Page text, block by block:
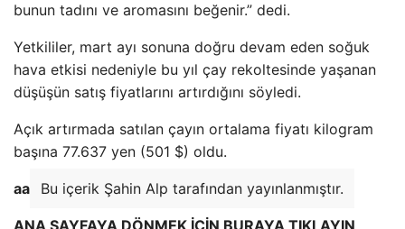
bunun tadını ve aromasını beğenir.” dedi.
Yetkililer, mart ayı sonuna doğru devam eden soğuk
hava etkisi nedeniyle bu yıl çay rekoltesinde yaşanan
düşüşün satış fiyatlarını artırdığını söyledi.
Açık artırmada satılan çayın ortalama fiyatı kilogram
başına 77.637 yen (501 $) oldu.
aa Bu içerik Şahin Alp tarafından yayınlanmıştır.
ANA SAYFAYA DÖNMEK İÇİN BURAYA TIKLAYIN